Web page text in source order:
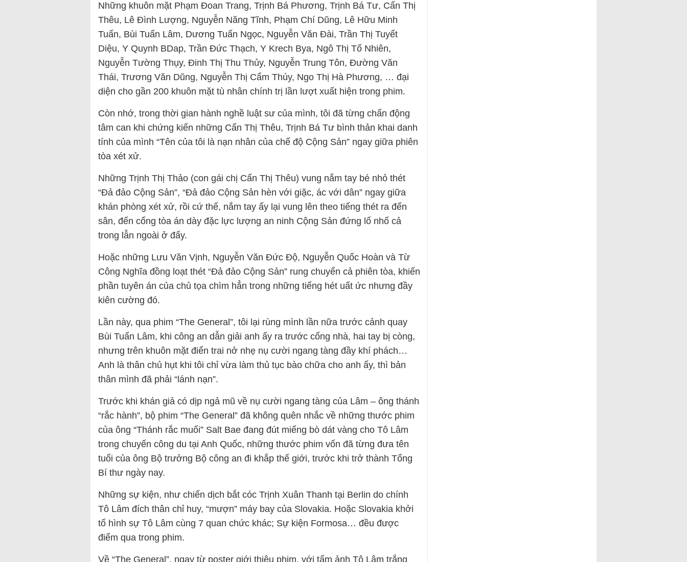
Những khuôn mặt Phạm Đoan Trang, Trịnh Bá Phương, Trịnh Bá Tư, Cấn Thị
Thêu, Lê Đình Lượng, Nguyễn Năng Tĩnh, Phạm Chí Dũng, Lê Hữu Minh
Tuấn, Bùi Tuấn Lâm, Dương Tuấn Ngọc, Nguyễn Văn Đài, Trần Thị Tuyết
Diệu, Y Quynh BDap, Trần Đức Thạch, Y Krech Bya, Ngô Thị Tố Nhiên,
Nguyễn Tường Thụy, Đinh Thị Thu Thủy, Nguyễn Trung Tôn, Đường Văn
Thái, Trương Văn Dũng, Nguyễn Thị Cẩm Thúy, Ngo Thị Hà Phương, … đại
diện cho gần 200 khuôn mặt tù nhân chính trị lần lượt xuất hiện trong phim.
Còn nhớ, trong thời gian hành nghề luật sư của mình, tôi đã từng chấn động
tâm can khi chứng kiến những Cấn Thị Thêu, Trịnh Bá Tư bình thản khai danh
tính của mình “Tên của tôi là nạn nhân của chế độ Cộng Sản” ngay giữa phiên
tòa xét xử.
Những Trịnh Thị Thảo (con gái chị Cấn Thị Thêu) vung nắm tay bé nhỏ thét
“Đả đảo Cộng Sản”, “Đả đảo Cộng Sản hèn với giặc, ác với dân” ngay giữa
khán phòng xét xử, rồi cứ thế, nắm tay ấy lại vung lên theo tiếng thét ra đến
sân, đến cổng tòa án dày đặc lực lượng an ninh Cộng Sản đứng lố nhố cả
trong lẫn ngoài ở đấy.
Hoặc những Lưu Văn Vịnh, Nguyễn Văn Đức Độ, Nguyễn Quốc Hoàn và Từ
Công Nghĩa đồng loạt thét “Đả đảo Cộng Sản” rung chuyển cả phiên tòa, khiến
phần tuyên án của chủ tọa chìm hẳn trong những tiếng hét uất ức nhưng đầy
kiên cường đó.
Lần này, qua phim “The General”, tôi lại rùng mình lần nữa trước cảnh quay
Bùi Tuấn Lâm, khi công an dẫn giải anh ấy ra trước cổng nhà, hai tay bị còng,
nhưng trên khuôn mặt điển trai nở nhẹ nụ cười ngang tàng đầy khí phách…
Anh là thân chủ hụt khi tôi chỉ vừa làm thủ tục bào chữa cho anh ấy, thì bản
thân mình đã phải “lánh nạn”.
Trước khi khán giả có dịp ngả mũ về nụ cười ngang tàng của Lâm – ông thánh
“rắc hành”, bộ phim “The General” đã không quên nhắc về những thước phim
của ông “Thánh rắc muối” Salt Bae đang đút miếng bò dát vàng cho Tô Lâm
trong chuyến công du tại Anh Quốc, những thước phim vốn đã từng đưa tên
tuổi của ông Bộ trưởng Bộ công an đi khắp thế giới, trước khi trở thành Tổng
Bí thư ngày nay.
Những sự kiện, như chiến dịch bắt cóc Trịnh Xuân Thanh tại Berlin do chính
Tô Lâm đích thân chỉ huy, “mượn” máy bay của Slovakia. Hoặc Slovakia khởi
tố hình sự Tô Lâm cùng 7 quan chức khác; Sự kiện Formosa… đều được
điểm qua trong phim.
Về “The General”, ngay từ poster giới thiệu phim, với tấm ảnh Tô Lâm trắng